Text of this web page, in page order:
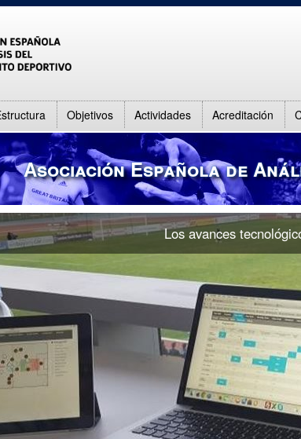
Objetivos Actividades Acreditación
Asociación Española de
Ofrecemos un